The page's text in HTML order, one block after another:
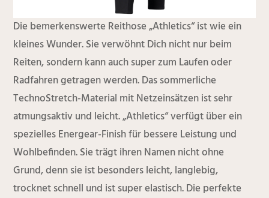
Die bemerkenswerte Reithose „Athletics“ ist wie ein
kleines Wunder. Sie verwöhnt Dich nicht nur beim
Reiten, sondern kann auch super zum Laufen oder
Radfahren getragen werden. Das sommerliche
TechnoStretch-Material mit Netzeinsätzen ist sehr
atmungsaktiv und leicht. „Athletics“ verfügt über ein
spezielles Energear-Finish für bessere Leistung und
Wohlbefinden. Sie trägt ihren Namen nicht ohne
Grund, denn sie ist besonders leicht, langlebig,
trocknet schnell und ist super elastisch. Die perfekte